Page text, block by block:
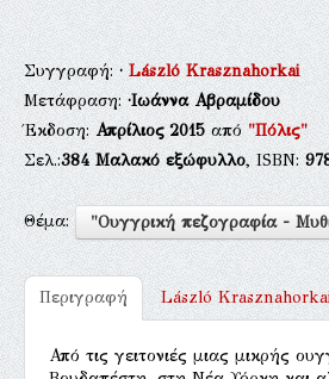
Συγγραφή:·László Krasznahorkai
Μετάφραση:·Ιωάννα Αβραμίδου
Έκδοση:Απρίλιος 2015από"Πόλις"
Σελ.:384 Μαλακό εξώφυλλο, ISBN:
Θέμα: "Ουγγρική πεζογραφία -
Περιγραφή László
Από τις γειτονιές μιας μικρής